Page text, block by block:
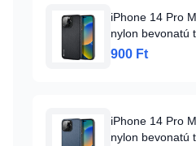
iPhone 14 Pro
nylon bevonatú
900 Ft
iPhone 14 Pro
nylon bevonatú